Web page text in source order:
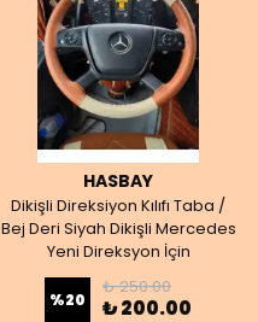
HASBAY
Dikişli Direksiyon Kılıfı Taba /
Bej Deri Siyah Dikişli Mercedes
Yeni Direksyon İçin
%20
₺ 250.00
₺ 200.00